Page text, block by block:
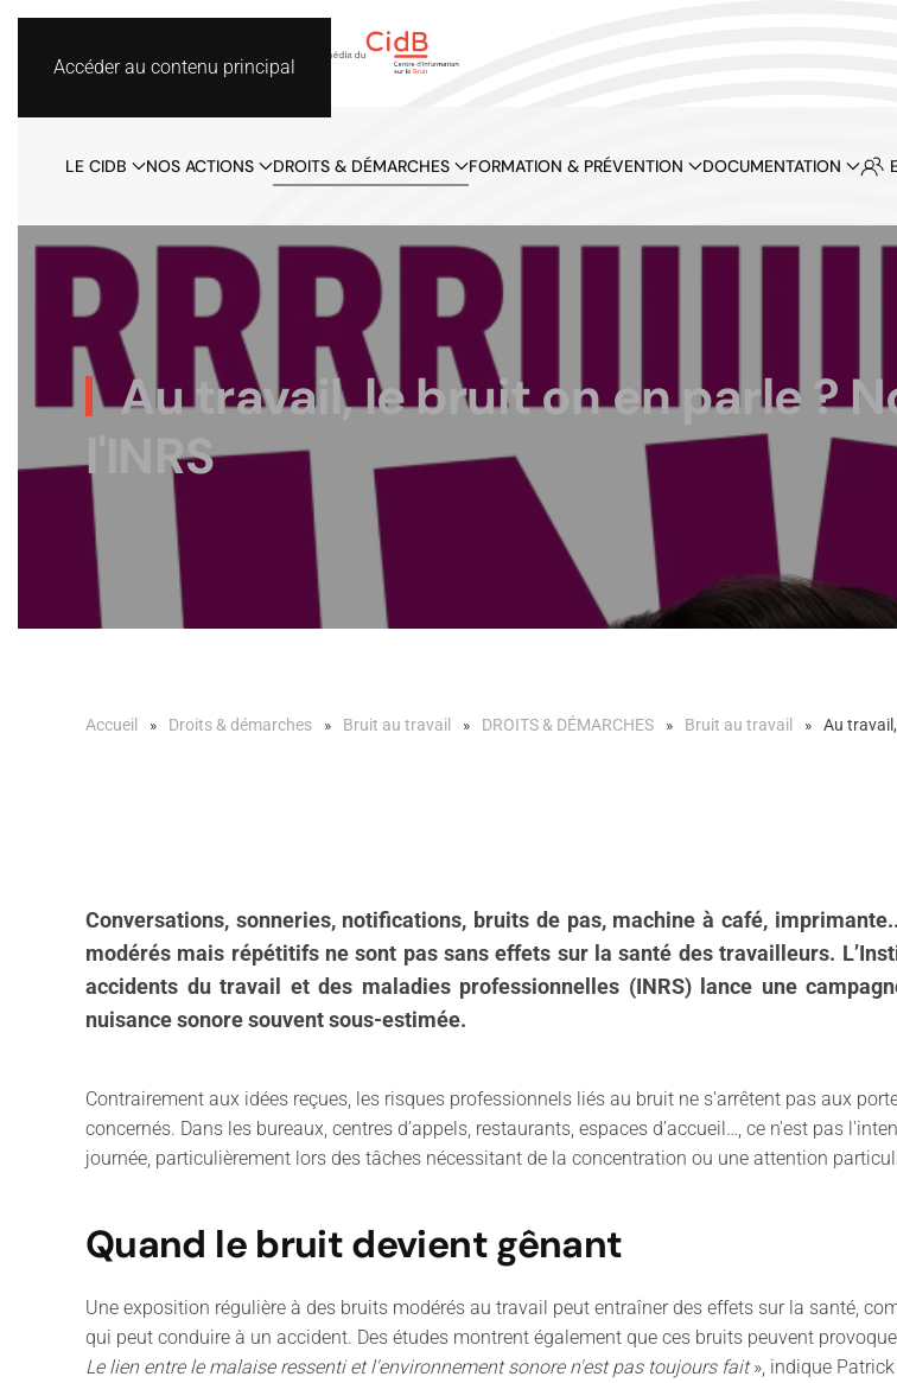
Accéder au contenu principal
LE CIDB NOS ACTIONS DROITS & DÉMARCHES FORMATION & PRÉVENTION DOCUMENTATION
Au travail, le bruit on en parle ?
l'INRS
Accueil Droits & démarches Bruit au travail DROITS & DÉMARCHES Bruit au travail Au
Conversations, sonneries, notifications, bruits de pas, machine à café,
modérés mais répétitifs ne sont pas sans effets sur la santé des travailleurs. L’I
accidents du travail et des maladies professionnelles (INRS) lance une
nuisance sonore souvent sous-estimée.
Contrairement aux idées reçues, les risques professionnels liés au bruit ne s'arrêtent pas aux
concernés. Dans les bureaux, centres d’appels, restaurants, espaces d’accueil…, ce n'est pas
journée, particulièrement lors des tâches nécessitant de la concentration ou une attention
Quand le bruit devient gênant
Une exposition régulière à des bruits modérés au travail peut entraîner des effets sur la santé,
qui peut conduire à un accident. Des études montrent également que ces bruits peuvent
Le lien entre le malaise ressenti et l'environnement sonore n'est pas toujours fait», indique